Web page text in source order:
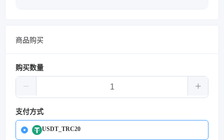
商品购买
购买数量
支付方式
USDT_TRC20